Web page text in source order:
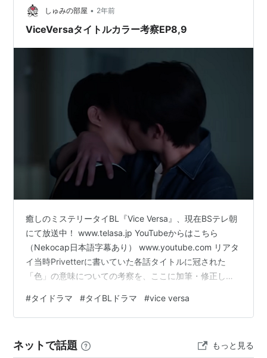
しゅみの部屋 • 2年前
ViceVersaタイトルカラー考察EP8,9
癒しのミステリータイBL『Vice Versa』、現在BSテレ朝
にて放送中！ www.telasa.jp YouTubeからはこちら
（Nekocap日本語字幕あり） www.youtube.com リアタ
イ当時Privetterに書いていた各話タイトルに冠された
「色」の意味についての考察を、ここに加筆・修正しつ
GRAYは、「本当の姿が見えない」「本心がわからない」
ことの象徴なのかな、と。というのも、EP8最後の暗闇
ら。 www.artpedia.asia cr. GMMTV …
#タイドラマ #タイBLドラマ #vice versa
ネットで話題 もっと見る